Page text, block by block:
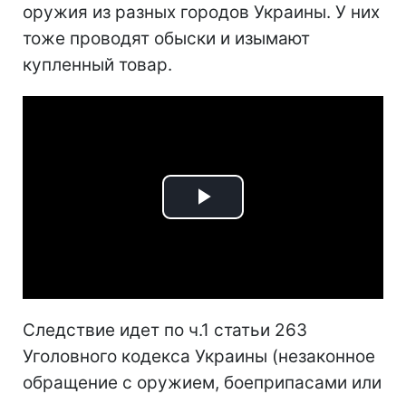
оружия из разных городов Украины. У них
тоже проводят обыски и изымают
купленный товар.
Play
Следствие идет по ч.1 статьи 263
Уголовного кодекса Украины (незаконное
обращение с оружием, боеприпасами или